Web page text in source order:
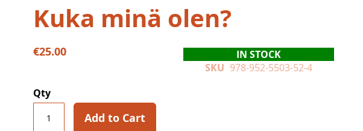
Kuka minä olen?
€25.00
IN STOCK
SKU 978-952-5503-52-4
Qty
Add to Cart